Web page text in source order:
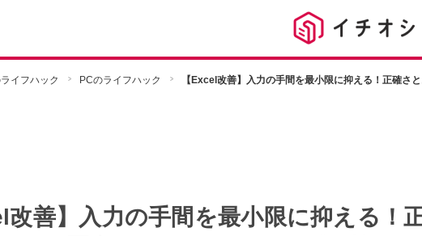
イフハック PCのライフハック 【Excel改善】入力の手間を最小限に抑える！正確さ
改善】入力の手間を最小限に抑える！